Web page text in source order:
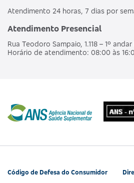
Atendimento 24 horas, 7 dias por
Atendimento Presencial
Rua Teodoro Sampaio, 1.118 – 1º
Horário de atendimento: 08:00 às
Código de Defesa do Consumidor